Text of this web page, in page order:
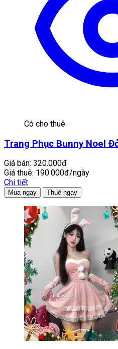
Có cho thuê
Trang Phục Bunny Noel
Giá bán: 320.000đ
Giá thuê: 190.000đ/ngày
Chi tiết
Mua ngay Thuê ngay